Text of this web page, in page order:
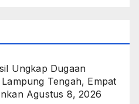
Ungkap Dugaan
Tengah, Empat
Agustus 8, 2026